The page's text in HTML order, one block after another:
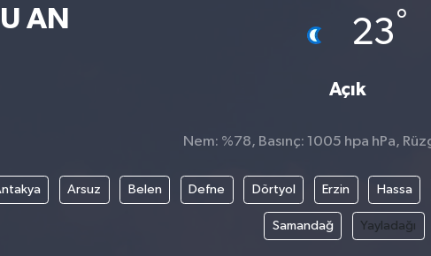
AN 23°
Açık
Nem: %78, Basınç: 1005 hpa hPa,
Arsuz Belen Defne Dörtyol Erzin Hassa
Samandağ Yayladağı